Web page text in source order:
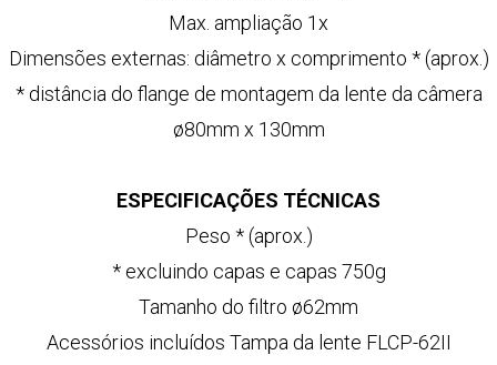
Max. ampliação 1x
Dimensões externas: diâmetro x comprimento * (aprox.)
* distância do flange de montagem da lente da câmera
ø80mm x 130mm
ESPECIFICAÇÕES TÉCNICAS
Peso * (aprox.)
* excluindo capas e capas 750g
Tamanho do filtro ø62mm
Acessórios incluídos Tampa da lente FLCP-62II